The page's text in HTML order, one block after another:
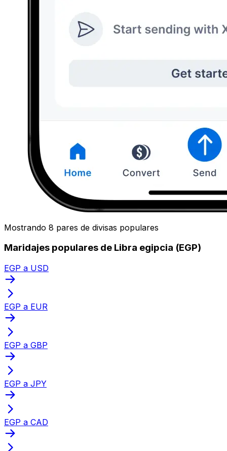
Mostrando 8 pares de divisas populares
Maridajes populares de Libra egipcia (EGP)
EGP a USD
EGP a EUR
EGP a GBP
EGP a JPY
EGP a CAD